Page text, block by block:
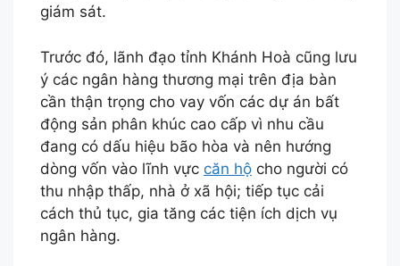
giám sát.
Trước đó, lãnh đạo tỉnh Khánh Hoà cũng lưu
ý các ngân hàng thương mại trên địa bàn
cần thận trọng cho vay vốn các dự án bất
động sản phân khúc cao cấp vì nhu cầu
đang có dấu hiệu bão hòa và nên hướng
dòng vốn vào lĩnh vực căn hộ cho người có
thu nhập thấp, nhà ở xã hội; tiếp tục cải
cách thủ tục, gia tăng các tiện ích dịch vụ
ngân hàng.